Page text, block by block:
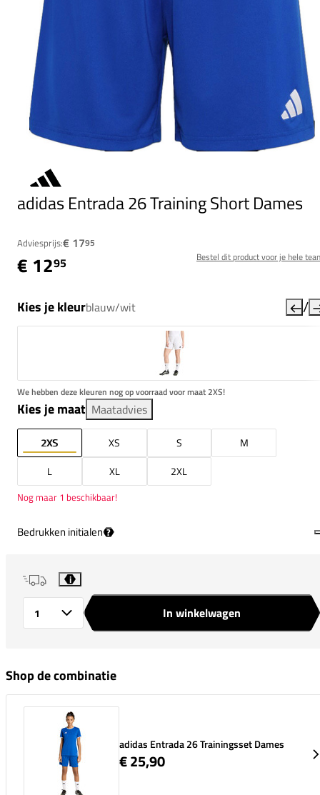
adidas Entrada 26 Training Short Dames
Adviesprijs:€ 1795
€ 1295 Bestel dit product voor je hele
Kies je kleurblauw/wit /
We hebben deze kleuren nog op voorraad voor maat 2XS!
Kies je maat Maatadvies
2XS XS S
M
L
XL 2XL
Nog maar 1 beschikbaar!
Bedrukken initialen ?
i
In winkelwagen
Shop de combinatie
adidas Entrada 26 Trainingsset Dames
€ 25,90